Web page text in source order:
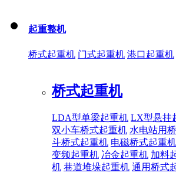
起重整机
桥式起重机 门式起重机 港口起重机
桥式起重机
LDA型单梁起重机 LX型悬挂
双小车桥式起重机 水电站用
斗桥式起重机 电磁桥式起重机
变频起重机 冶金起重机 加料
机 巷道堆垛起重机 通用桥式